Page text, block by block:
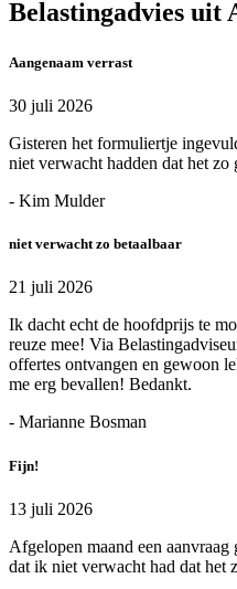
Belastingadvies uit
Aangenaam verrast
30 juli 2026
Gisteren het formuliertje
niet verwacht hadden dat het
- Kim Mulder
niet verwacht zo betaalbaar
21 juli 2026
Ik dacht echt de hoofdprijs te
reuze mee! Via
offertes ontvangen en gewoon
me erg bevallen! Bedankt.
- Marianne Bosman
Fijn!
13 juli 2026
Afgelopen maand een
dat ik niet verwacht had dat het